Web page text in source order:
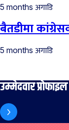
5 months अगाडि
बैतडीमा
5 months अगाडि
उम्मेदवार प्रोफाइल